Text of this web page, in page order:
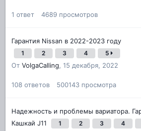
1 ответ 4689 просмотров
Гарантия Nissan в 2022-2023 году
1 2 3 4 5
От VolgaCalling, 15 декабря, 2022
108 ответов 500143 просмотра
Надежность и проблемы вариатора.
Кашкай J11
1 2 3 4